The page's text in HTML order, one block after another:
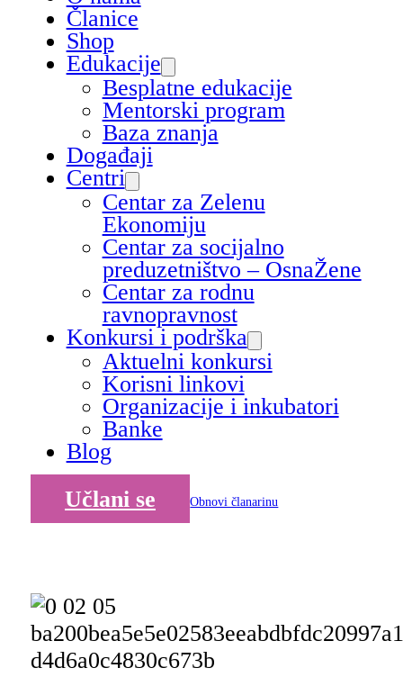
Članice
Shop
Edukacije
Besplatne edukacije
Mentorski program
Baza znanja
Događaji
Centri
Centar za Zelenu
Ekonomiju
Centar za socijalno
preduzetništvo – OsnaŽene
Centar za rodnu
ravnopravnost
Konkursi i podrška
Aktuelni konkursi
Korisni linkovi
Organizacije i inkubatori
Banke
Blog
Učlani se
Obnovi članarinu